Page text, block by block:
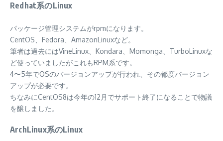
Redhat系のLinux
パッケージ管理システムがrpmになります。
CentOS、Fedora、AmazonLinuxなど。
筆者は過去にはVineLinux、Kondara、Momonga、TurboLinuxな
ど使っていましたがこれもRPM系です。
4〜5年でOSのバージョンアップが行われ、その都度バージョン
アップが必要です。
ちなみにCentOS8は今年の12月でサポート終了になることで物議
を醸しました。
ArchLinux系のLinux